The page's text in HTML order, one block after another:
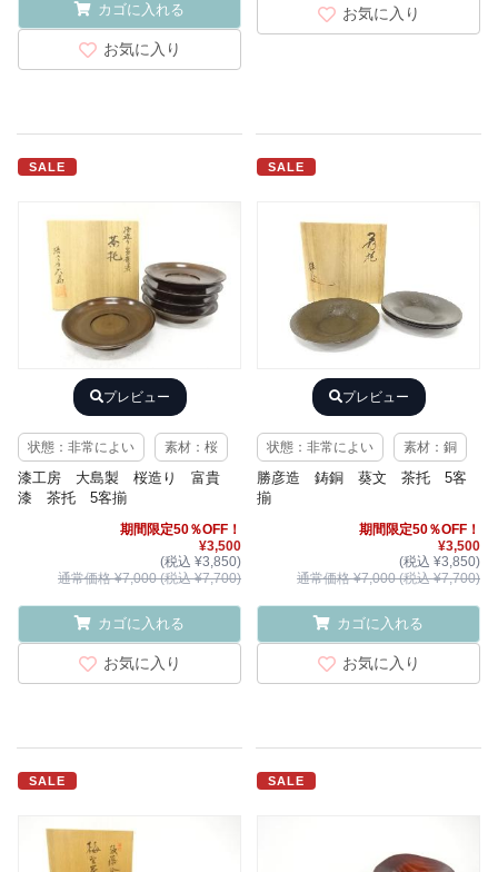
カゴに入れる
お気に入り
お気に入り
SALE
プレビュー
状態：非常によい 素材：桜
漆工房 大島製 桜造り 富貴
漆 茶托 5客揃
期間限定50％OFF！
¥3,500
(税込 ¥3,850)
通常価格 ¥7,000 (税込 ¥7,700)
カゴに入れる
お気に入り
SALE
プレビュー
状態：非常によい 素材：銅
勝彦造 鋳銅 葵文 茶托 5客
揃
期間限定50％OFF！
¥3,500
(税込 ¥3,850)
通常価格 ¥7,000 (税込 ¥7,700)
カゴに入れる
お気に入り
SALE SALE